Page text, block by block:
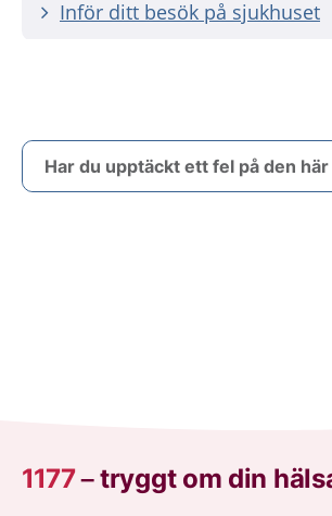
Inför ditt besök på sjukhuset
Har du upptäckt ett fel på den
1177–tryggt om din